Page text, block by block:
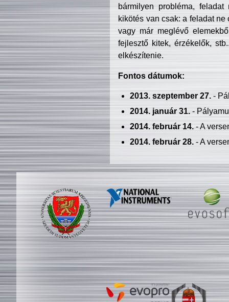
bármilyen probléma, feladat
kikötés van csak: a feladat
vagy már meglévő
fejlesztő kitek, érzékelők,
elkészítenie.
Fontos dátumok:
2013. szeptember 27.-
2014. január 31.-
2014. február 14.- A
2014. február 28.- A